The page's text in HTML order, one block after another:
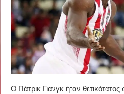
Ο Πάτρικ Γιανγκ ήταν